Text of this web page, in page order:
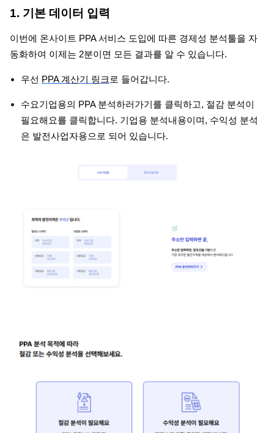
1. 기본 데이터 입력
이번에 온사이트 PPA 서비스 도입에 따른 경제성 분석툴을 자
동화하여 이제는 2분이면 모든 결과를 알 수 있습니다.
우선 PPA 계산기 링크 로 들어갑니다.
수요기업용의 PPA 분석하러가기를 클릭하고, 절감 분석이
필요해요를 클릭합니다. 기업용 분석내용이며, 수익성 분석
은 발전사업자용으로 되어 있습니다.